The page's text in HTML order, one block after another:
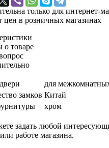
только для интернет-
цен в розничных магазинах
о товаре
для
замков Китай
хром
задать любой
работе магазина.